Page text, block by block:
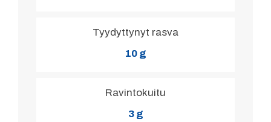
Tyydyttynyt rasva
10 g
Ravintokuitu
3 g